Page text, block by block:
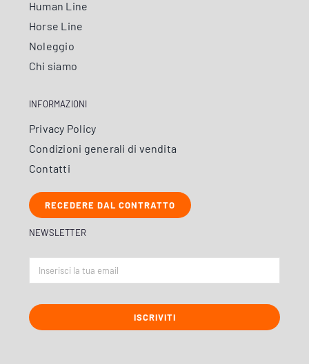
Human Line
Horse Line
Noleggio
Chi siamo
INFORMAZIONI
Privacy Policy
Condizioni generali di vendita
Contatti
RECEDERE DAL CONTRATTO
NEWSLETTER
ISCRIVITI